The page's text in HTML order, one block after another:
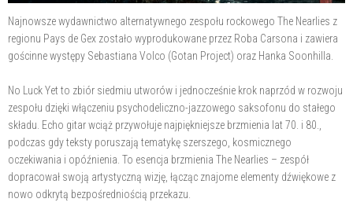
Najnowsze wydawnictwo alternatywnego zespołu rockowego The Nearlies z
regionu Pays de Gex zostało wyprodukowane przez Roba Carsona i zawiera
gościnne występy Sebastiana Volco (Gotan Project) oraz Hanka Soonhilla.
No Luck Yet to zbiór siedmiu utworów i jednocześnie krok naprzód w rozwoju
zespołu dzięki włączeniu psychodeliczno-jazzowego saksofonu do stałego
składu. Echo gitar wciąż przywołuje najpiękniejsze brzmienia lat 70. i 80.,
podczas gdy teksty poruszają tematykę szerszego, kosmicznego
oczekiwania i opóźnienia. To esencja brzmienia The Nearlies – zespół
dopracował swoją artystyczną wizję, łącząc znajome elementy dźwiękowe z
nowo odkrytą bezpośredniością przekazu.